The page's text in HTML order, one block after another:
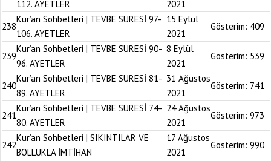
112. AYETLER
2021
238
Kur’an Sohbetleri | TEVBE SURESİ 97-
106. AYETLER
15 Eylül
2021
Gösterim: 409
239
Kur’an Sohbetleri | TEVBE SURESİ 90-
96. AYETLER
8 Eylül
2021
Gösterim: 539
240
Kur’an Sohbetleri | TEVBE SURESİ 81-
89. AYETLER
31 Ağustos
2021
Gösterim: 741
241
Kur’an Sohbetleri | TEVBE SURESİ 74-
80. AYETLER
24 Ağustos
2021
Gösterim: 973
242
Kur’an Sohbetleri | SIKINTILAR VE
BOLLUKLA İMTİHAN
17 Ağustos
2021
Gösterim: 990